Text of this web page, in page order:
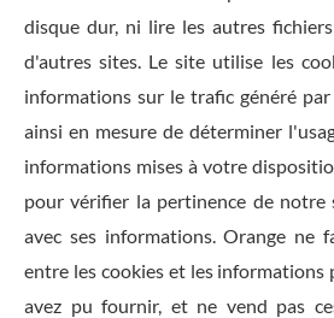
disque dur, ni lire les autres
d'autres sites. Le site utilise les
informations sur le trafic généré
ainsi en mesure de déterminer
informations mises à votre
pour vérifier la pertinence de notre
avec ses informations. Orange ne
entre les cookies et les informations
avez pu fournir, et ne vend pas